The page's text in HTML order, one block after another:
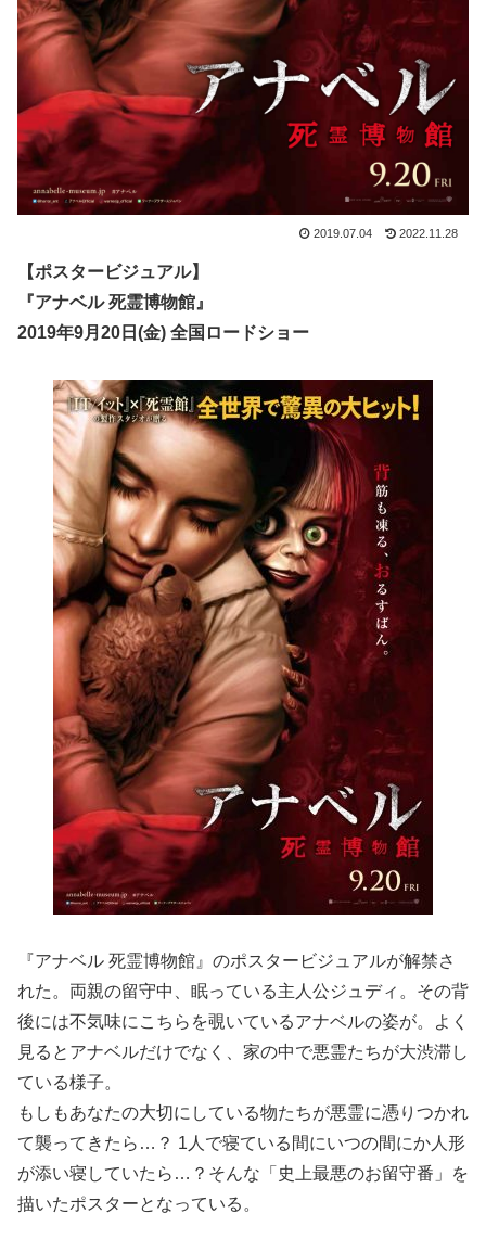
2019.07.04 2022.11.28
【ポスタービジュアル】
『アナベル 死霊博物館』
2019年9月20日(金) 全国ロードショー
『アナベル 死霊博物館』のポスタービジュアルが解禁さ
れた。両親の留守中、眠っている主人公ジュディ。その背
後には不気味にこちらを覗いているアナベルの姿が。よく
見るとアナベルだけでなく、家の中で悪霊たちが大渋滞し
ている様子。
もしもあなたの大切にしている物たちが悪霊に憑りつかれ
て襲ってきたら…？ 1人で寝ている間にいつの間にか人形
が添い寝していたら…？そんな「史上最悪のお留守番」を
描いたポスターとなっている。